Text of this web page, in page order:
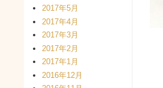
2017年5月
2017年4月
2017年3月
2017年2月
2017年1月
2016年12月